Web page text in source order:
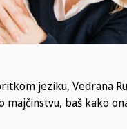
jeziku, Vedrana
majčinstvu, baš kako